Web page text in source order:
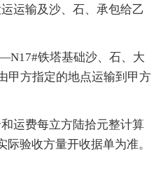
运输及沙、石、承包给乙
铁塔基础沙、石、大
甲方指定的地点运输到甲方
运费每立方陆拾元整计算
验收方量开收据单为准。